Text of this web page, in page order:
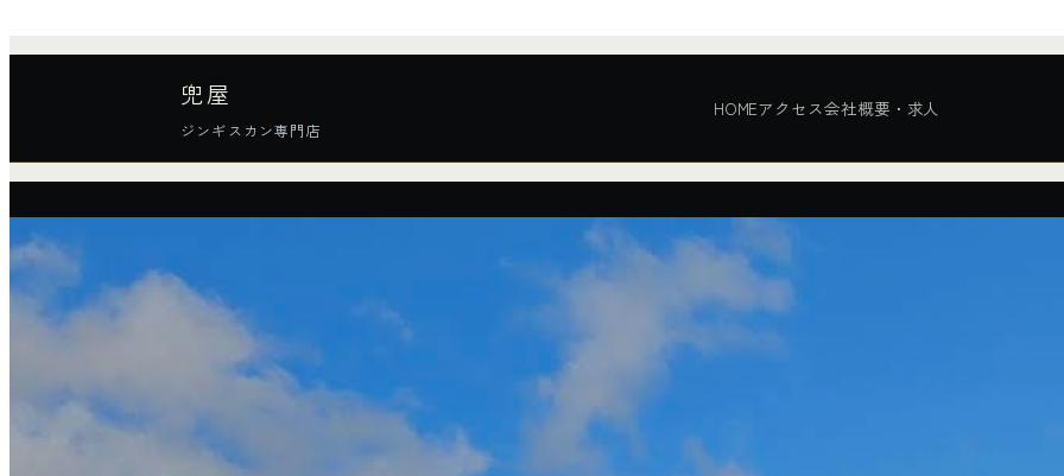
容
キ
プ
兜屋
ジンギスカン専門店
HOMEアクセス会社概要・求人